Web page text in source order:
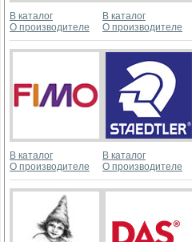
В каталог
О производителе
В каталог
О производителе
В каталог
О производителе
В каталог
О производителе